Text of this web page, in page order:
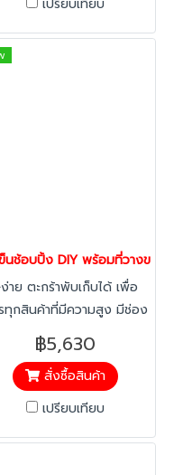
หาย ล็อกรถเข็นคอนโด แบบห
นช้อบปิ้ง DIY พร้อมที่วางขอ
าย ตะกร้าพับเก็บได้ เพื่อ
ทุกสินค้าที่มีความสูง มีช่อง
ส่ของที่เป็นลักษณะแผ่นด้าน
ข้าง เช่นประตู หรือไม้อัดได้
ข็งแรง โครงสร้างเหล็กพ่นสี
พ๊อกซี่ ตัวถาดและตะกร้าชุบ
ะหยัด พื้้นที่สามารถซ้อนคัน
฿5,630
สั่งซื้อสินค้า
เปรียบเทียบ